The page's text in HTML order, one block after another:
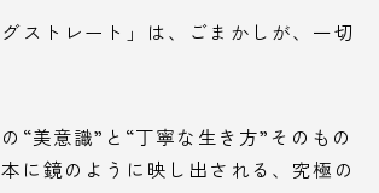
ストレート」は、ごまかしが、一切
“美意識”と“丁寧な生き方”そのもの
に鏡のように映し出される、究極の